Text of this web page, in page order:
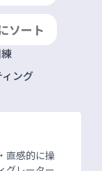
ソート
ング
直感的に操